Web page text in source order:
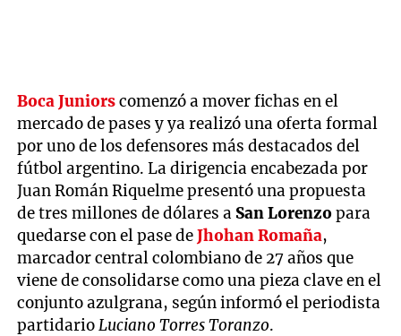
Boca Juniorscomenzó a mover fichas en el
mercado de pases y ya realizó una oferta formal
por uno de los defensores más destacados del
fútbol argentino. La dirigencia encabezada por
Juan Román Riquelme presentó una propuesta
de tres millones de dólares a San Lorenzopara
quedarse con el pase deJhohan Romaña,
marcador central colombiano de 27 años que
viene de consolidarse como una pieza clave en el
conjunto azulgrana, según informó el periodista
partidarioLuciano Torres Toranzo.